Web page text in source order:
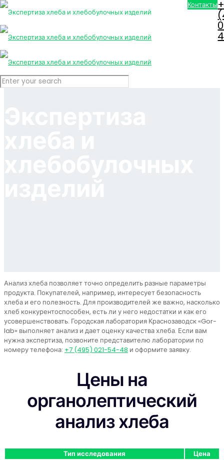
Контакты
Анализ хлеба позволяет точно определить разные параметры
продукта. Покупателей, например, интересует безопасность
хлеба и его полезность. Для производителей же важно, насколько
хлеб конкурентоспособен, есть ли у него недостатки и как его
усовершенствовать. Городская лаборатория Краснозаводск «Gor-
lab» выполняет анализ и дает оценку качества хлеба. Если вам
нужна экспертиза, позвоните представителю лаборатории по
номеру телефона: +7 (495) 021-54-48 и оформите заявку.
Цены на
органолептический
анализ хлеба
Тип исследования
Цена